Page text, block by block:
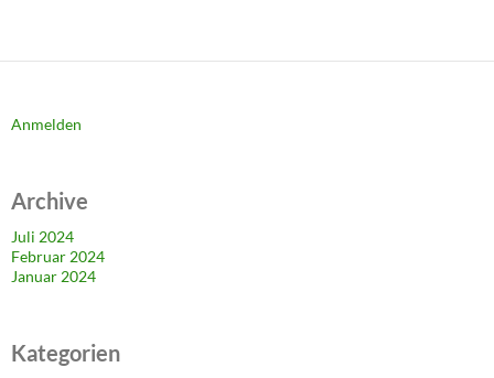
Anmelden
Archive
Juli 2024
Februar 2024
Januar 2024
Kategorien